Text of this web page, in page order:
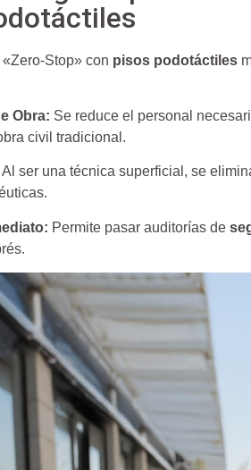
Stop» con pisos podotáctiles
Obra: Se reduce el personal
civil tradicional.
Al ser una técnica superficial, se
Permite pasar auditorías de